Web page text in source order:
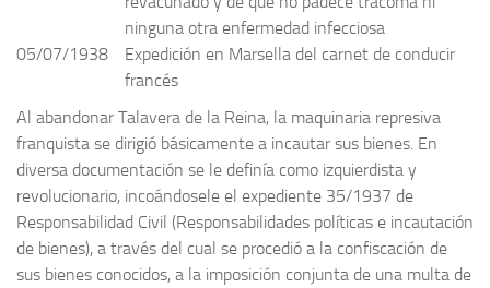
ninguna otra enfermedad infecciosa
05/07/1938
Expedición en Marsella del carnet de conducir
francés
Al abandonar Talavera de la Reina, la maquinaria represiva
franquista se dirigió básicamente a incautar sus bienes. En
diversa documentación se le definía como izquierdista y
revolucionario, incoándosele el expediente 35/1937 de
Responsabilidad Civil (Responsabilidades políticas e incautación
de bienes), a través del cual se procedió a la confiscación de
sus bienes conocidos, a la imposición conjunta de una multa de